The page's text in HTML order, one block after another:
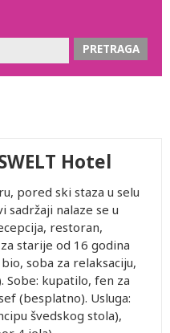
Hotel
pored ski staza u selu
sadržaji nalaze se u
restoran,
starije od 16 godina
soba za relaksaciju,
Sobe: kupatilo, fen za
(besplatno). Usluga:
švedskog stola),